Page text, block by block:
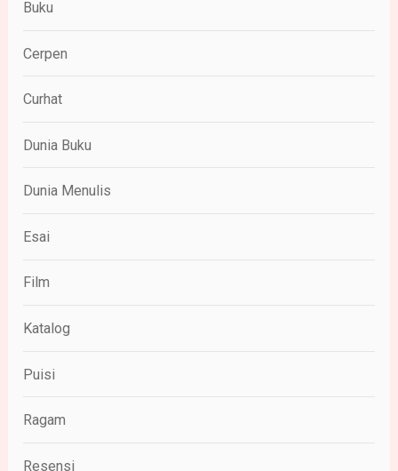
Buku
Cerpen
Curhat
Dunia Buku
Dunia Menulis
Esai
Film
Katalog
Puisi
Ragam
Resensi